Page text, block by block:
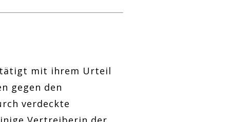
mit ihrem Urteil
gegen den
verdeckte